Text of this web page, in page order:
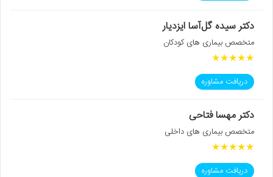
دکتر سیده گل‌آسا ایزدیار
متخصص بیماری های کودکان
★
★
★
★
★
دریافت مشاوره
دکتر مهسا فتاحی
متخصص بیماری های داخلی
★
★
★
★
★
دریافت مشاوره